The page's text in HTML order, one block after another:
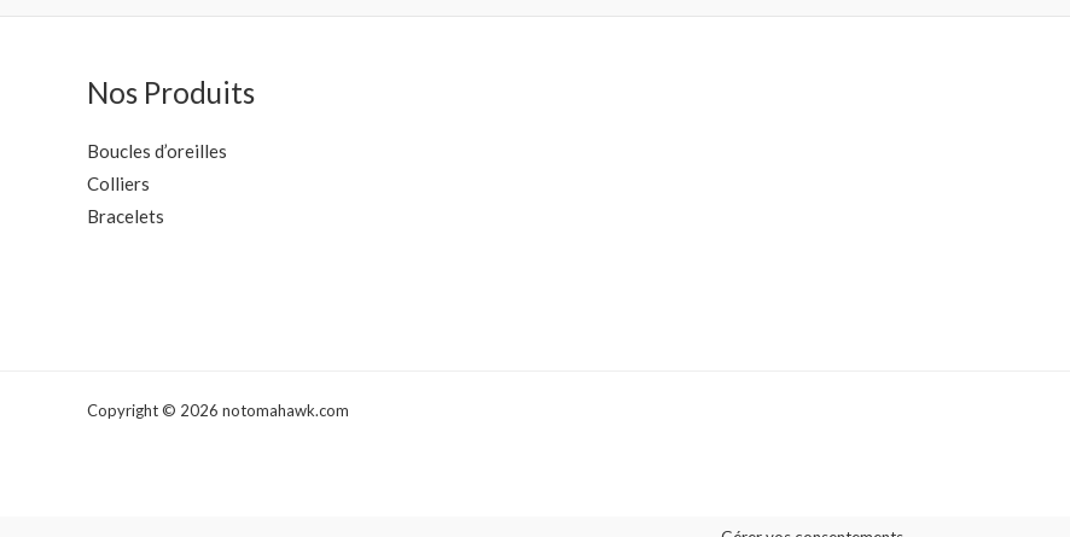
Nos Produits
Boucles d’oreilles
Colliers
Bracelets
Copyright © 2026 notomahawk.com